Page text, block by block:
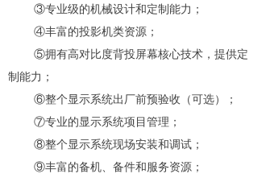
③专业级的机械设计和定制能力；
④丰富的投影机类资源；
⑤拥有高对比度背投屏幕核心技术，提供定
制能力；
⑥整个显示系统出厂前预验收（可选）；
⑦专业的显示系统项目管理；
⑧整个显示系统现场安装和调试；
⑨丰富的备机、备件和服务资源；